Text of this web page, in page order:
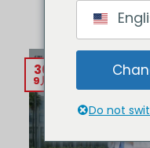
30
9月
Do not